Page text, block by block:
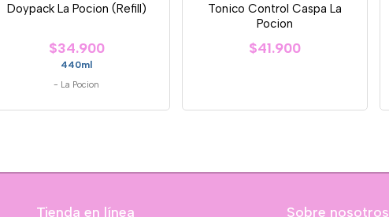
Doypack La Pocion (Refill)
$34.900
440ml
- La Pocion
Tonico Control Caspa La
Pocion
$41.900
Tienda en línea Sobre nosotros